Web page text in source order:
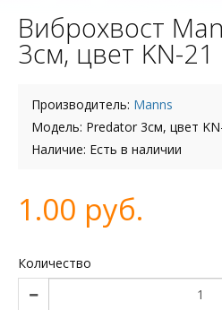
Виброхвост
3см, цвет KN-21
Производитель: Manns
Модель: Predator 3см, цвет
Наличие: Есть в наличии
1.00 руб.
Количество